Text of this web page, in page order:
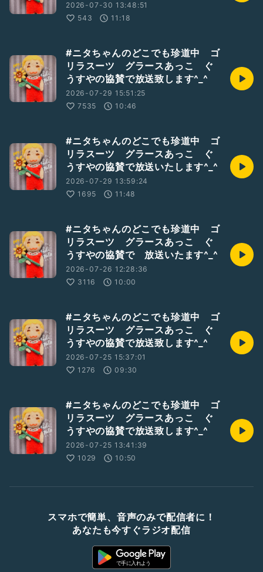
2026-07-30 13:48:51
543
11:18
#ニタちゃんのどこでも珍道中 ゴ
リラスーツ グラースあっこ ぐ
うすやの協賛で放送致します^_^
2026-07-29 15:51:25
7535
10:46
#ニタちゃんのどこでも珍道中 ゴ
リラスーツ グラースあっこ ぐ
うすやの協賛で放送いたします^_^
2026-07-29 13:59:24
1695
11:48
#ニタちゃんのどこでも珍道中 ゴ
リラスーツ グラースあっこ ぐ
うすやの協賛で 放送いたます^_^
2026-07-26 12:28:36
3116
10:00
#ニタちゃんのどこでも珍道中 ゴ
リラスーツ グラースあっこ ぐ
うすやの協賛で放送致します^_^
2026-07-25 15:37:01
1276
09:30
#ニタちゃんのどこでも珍道中 ゴ
リラスーツ グラースあっこ ぐ
うすやの協賛で放送致します^_^
2026-07-25 13:41:39
1029
10:50
スマホで簡単、音声のみで配信者に！
あなたも今すぐラジオ配信